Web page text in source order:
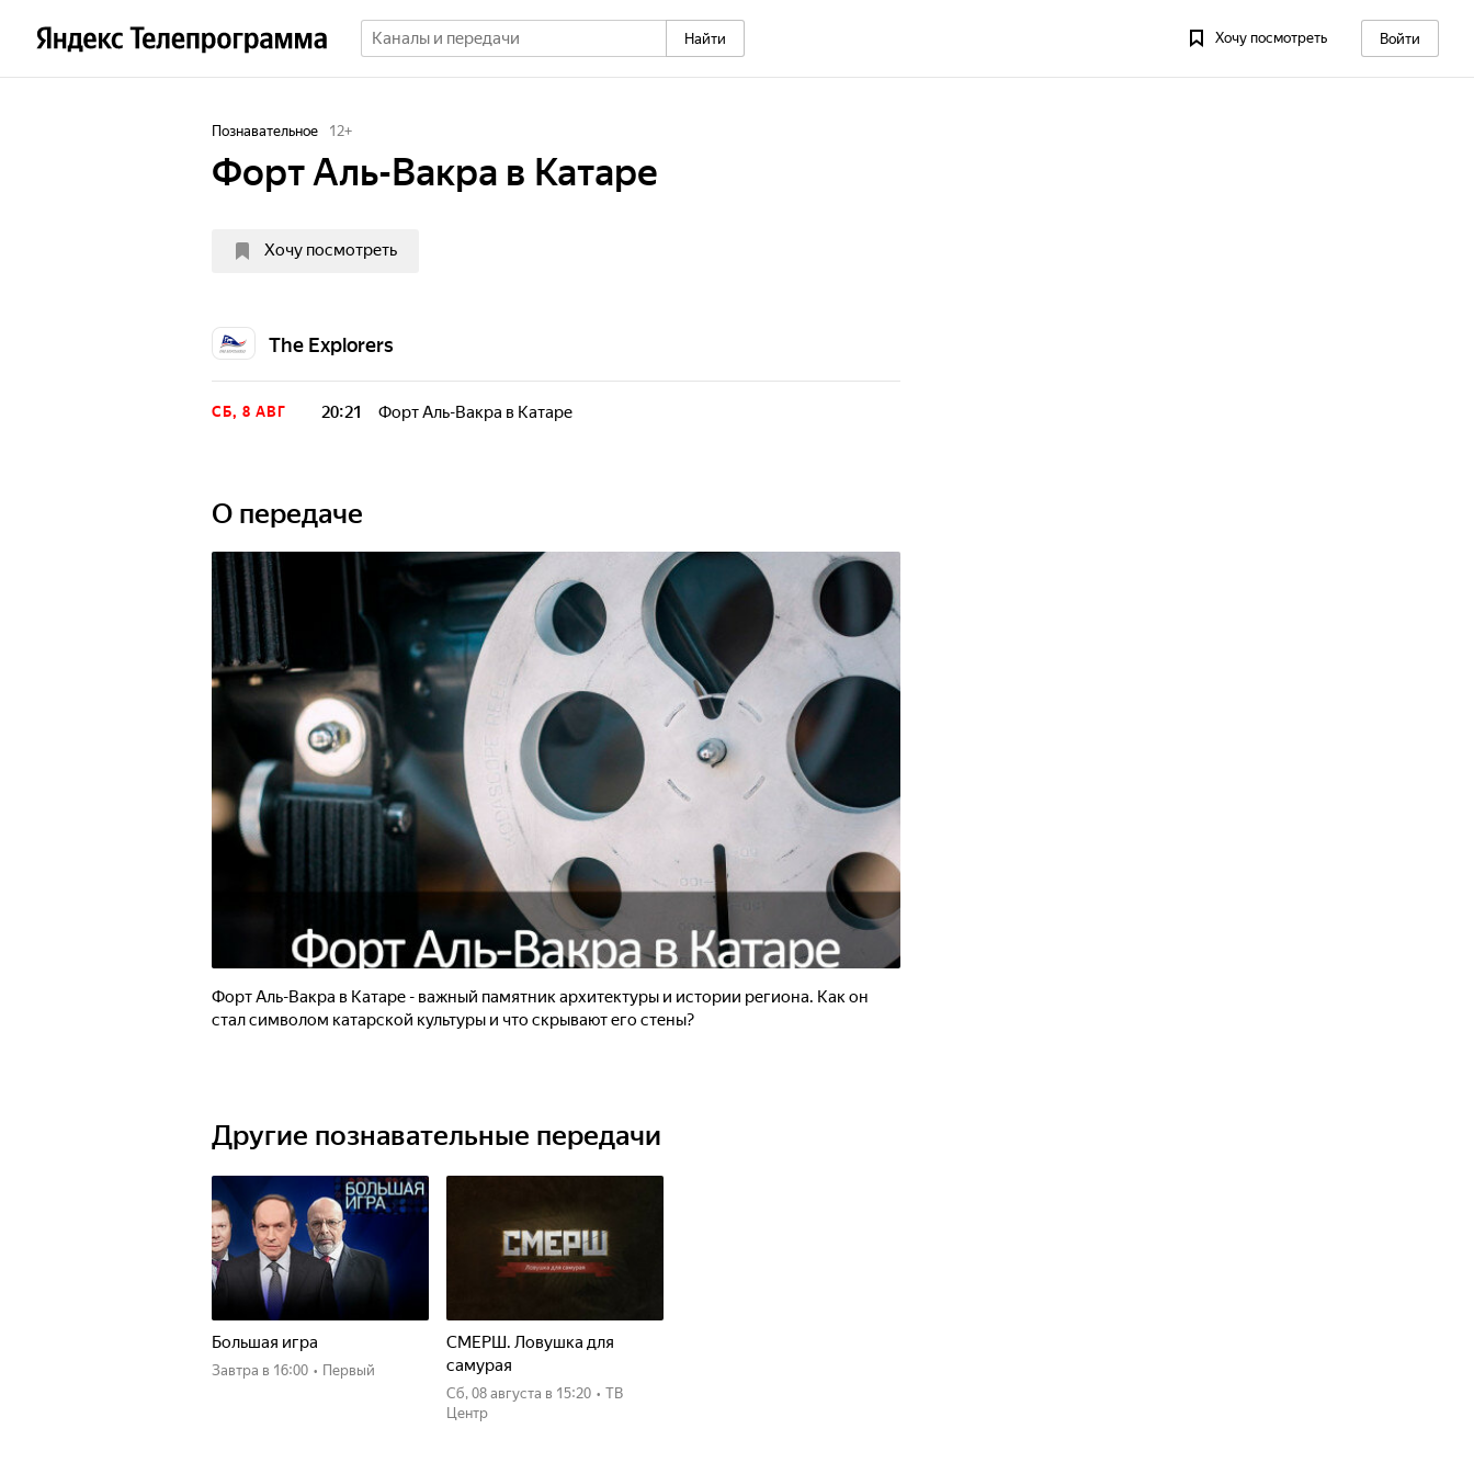
Найти Хочу посмотреть Войти
Познавательное 12+
Форт Аль-Вакра в Катаре
Хочу посмотреть
The Explorers
СБ, 8 АВГ 20:21 Форт Аль-Вакра в Катаре
О передаче
Форт Аль-Вакра в Катаре - важный памятник архитектуры и истории региона. Как он
стал символом катарской культуры и что скрывают его стены?
Другие познавательные передачи
Большая игра
Завтра в 16:00 • Первый
СМЕРШ. Ловушка для
самурая
сб, 08 августа в 15:20 • ТВ
Центр